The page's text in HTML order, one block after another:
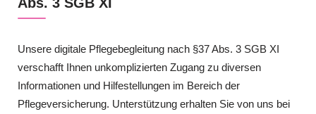
Unsere digitale Pflegebegleitung nach §37 Abs. 3 SGB XI
verschafft Ihnen unkomplizierten Zugang zu diversen
Informationen und Hilfestellungen im Bereich der
Pflegeversicherung. Unterstützung erhalten Sie von uns bei